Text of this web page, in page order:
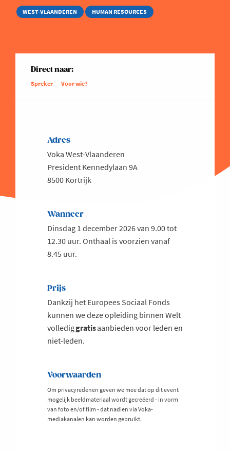
WEST-VLAANDEREN HUMAN RESOURCES
Direct naar:
Spreker Voor wie?
Adres
Voka West-Vlaanderen
President Kennedylaan 9A
8500 Kortrijk
Wanneer
Dinsdag 1 december 2026 van 9.00 tot
12.30 uur. Onthaal is voorzien vanaf
8.45 uur.
Prijs
Dankzij het Europees Sociaal Fonds
kunnen we deze opleiding binnen Welt
vollediggratisaanbieden voor leden en
niet-leden.
Voorwaarden
Om privacyredenen geven we mee dat op dit event
mogelijk beeldmateriaal wordt gecreëerd - in vorm
van foto en/of film - dat nadien via Voka-
mediakanalen kan worden gebruikt.